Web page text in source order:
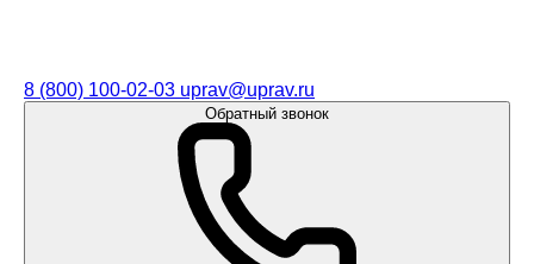
8 (800) 100-02-03 uprav@uprav.ru
Обратный звонок